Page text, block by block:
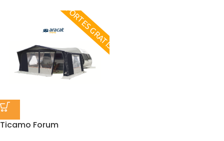
PORTES GRATIS
Ticamo Forum